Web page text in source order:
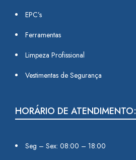
EPC’s
Ferramentas
Limpeza Profissional
Vestimentas de Segurança
HORÁRIO DE ATENDIMENTO:
Seg – Sex: 08:00 – 18:00